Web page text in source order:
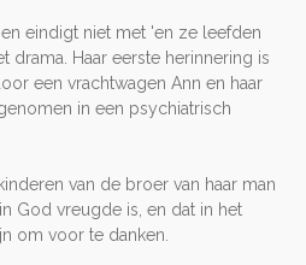
eindigt niet met 'en ze leefden
drama. Haar eerste herinnering is
een vrachtwagen Ann en haar
in een psychiatrisch
van de broer van haar man
God vreugde is, en dat in het
om voor te danken.